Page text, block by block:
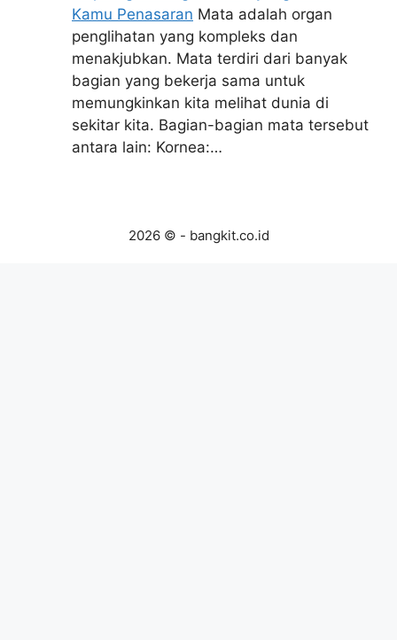
Kamu Penasaran Mata adalah organ
penglihatan yang kompleks dan
menakjubkan. Mata terdiri dari banyak
bagian yang bekerja sama untuk
memungkinkan kita melihat dunia di
sekitar kita. Bagian-bagian mata tersebut
antara lain: Kornea:…
2026 © - bangkit.co.id